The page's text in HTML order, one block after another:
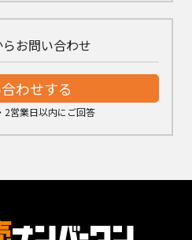
お問い合わせ
わせする
2営業日以内にご回答